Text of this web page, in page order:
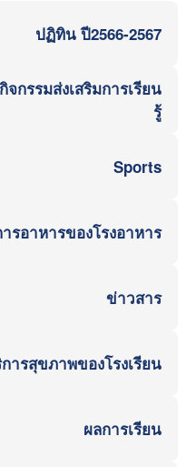
ปฏิทิน ปี2566-2567
กรรมส่งเสริมการเรียน
รู้
Sports
รอาหารของโรงอาหาร
ข่าวสาร
ารสุขภาพของโรงเรียน
ผลการเรียน